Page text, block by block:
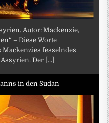
Autor: Mackenzie,
– Diese Worte
Mackenzies fesselndes
Der [...]
in den Sudan